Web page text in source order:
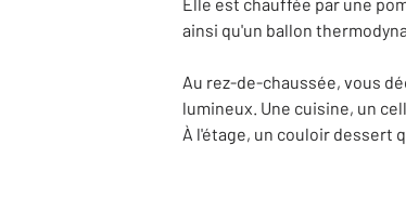
ainsi qu'un ballon
Au rez-de-chaussée, vous
lumineux. Une cuisine, un
À l'étage, un couloir dessert